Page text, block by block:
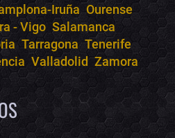
Iruña Ourense
- Vigo Salamanca
Tarragona Tenerife
Valladolid Zamora